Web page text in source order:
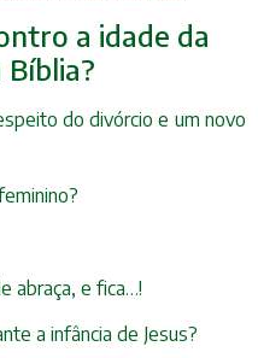
a idade da
Bíblia?
do divórcio e um novo
abraça, e fica…!
a infância de Jesus?